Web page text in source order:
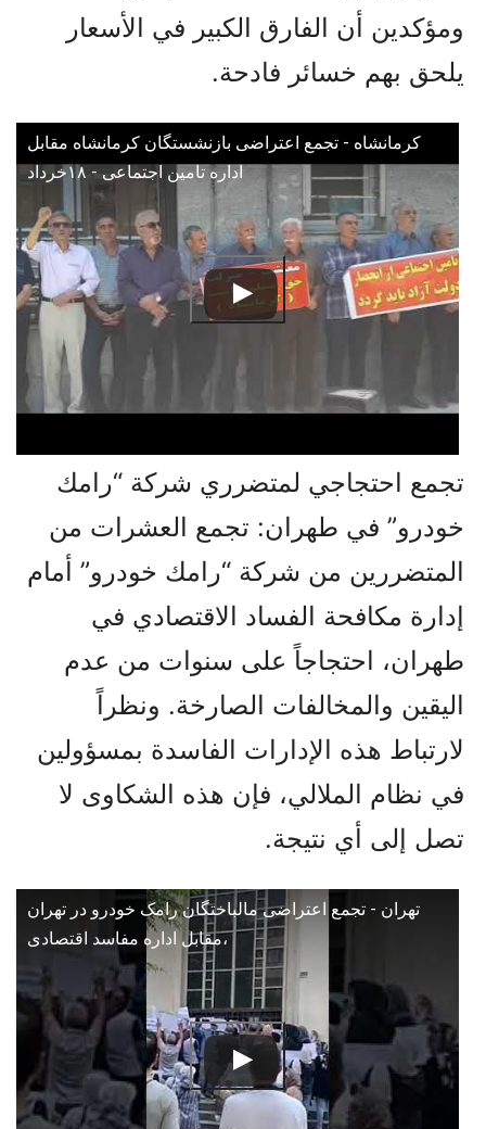
ومؤكدين أن الفارق الكبير في الأسعار
يلحق بهم خسائر فادحة.
کرمانشاه - تجمع اعتراضی بازنشستگان کرمانشاه مقابل
اداره تامین اجتماعی - ۱۸خرداد
تجمع احتجاجي لمتضرري شركة “رامك
خودرو” في طهران: تجمع العشرات من
المتضررين من شركة “رامك خودرو” أمام
إدارة مكافحة الفساد الاقتصادي في
طهران، احتجاجاً على سنوات من عدم
اليقين والمخالفات الصارخة. ونظراً
لارتباط هذه الإدارات الفاسدة بمسؤولين
في نظام الملالي، فإن هذه الشكاوى لا
تصل إلى أي نتيجة.
تهران - تجمع اعتراضی مالباختگان رامک خودرو در تهران
،مقابل اداره مفاسد اقتصادی